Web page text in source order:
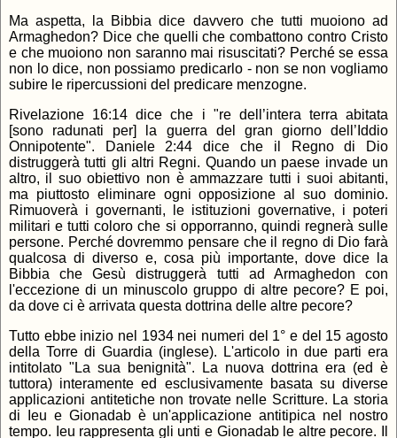
Ma aspetta, la Bibbia dice davvero che tutti muoiono ad
Armaghedon? Dice che quelli che combattono contro Cristo
e che muoiono non saranno mai risuscitati? Perché se essa
non lo dice, non possiamo predicarlo - non se non vogliamo
subire le ripercussioni del predicare menzogne.
Rivelazione 16:14 dice che i "re dell’intera terra abitata
[sono radunati per] la guerra del gran giorno dell’Iddio
Onnipotente". Daniele 2:44 dice che il Regno di Dio
distruggerà tutti gli altri Regni. Quando un paese invade un
altro, il suo obiettivo non è ammazzare tutti i suoi abitanti,
ma piuttosto eliminare ogni opposizione al suo dominio.
Rimuoverà i governanti, le istituzioni governative, i poteri
militari e tutti coloro che si opporranno, quindi regnerà sulle
persone. Perché dovremmo pensare che il regno di Dio farà
qualcosa di diverso e, cosa più importante, dove dice la
Bibbia che Gesù distruggerà tutti ad Armaghedon con
l'eccezione di un minuscolo gruppo di altre pecore? E poi,
da dove ci è arrivata questa dottrina delle altre pecore?
Tutto ebbe inizio nel 1934 nei numeri del 1° e del 15 agosto
della Torre di Guardia (inglese). L'articolo in due parti era
intitolato "La sua benignità". La nuova dottrina era (ed è
tuttora) interamente ed esclusivamente basata su diverse
applicazioni antitetiche non trovate nelle Scritture. La storia
di Ieu e Gionadab è un'applicazione antitipica nel nostro
tempo. Ieu rappresenta gli unti e Gionadab le altre pecore. Il